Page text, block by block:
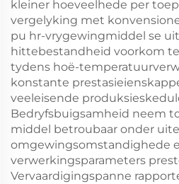
kleiner hoeveelhede per
vergelyking met
pu hr-vrygewingmiddel se
hittebestandheid voorkom
tydens hoë-
konstante
veeleisende
Bedryfsbuigsamheid neem
middel betroubaar onder
omgewingsomstandighede
verwerkingsparameters
Vervaardigingspanne